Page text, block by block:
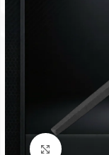
Click to